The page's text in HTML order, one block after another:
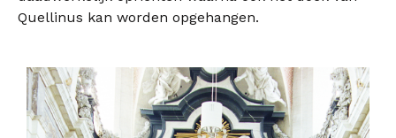
Quellinus kan worden opgehangen.